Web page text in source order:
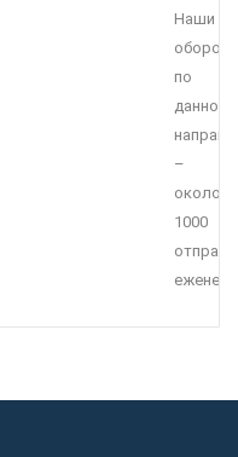
Наши
по
данному
–
около
1000